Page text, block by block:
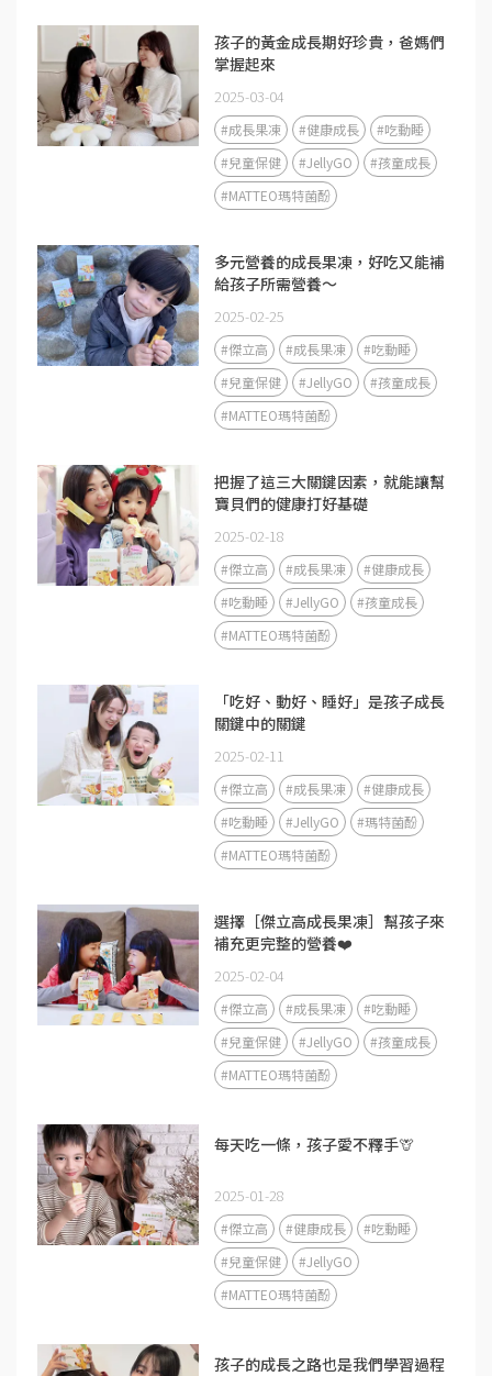
孩子的黃金成長期好珍貴，爸媽們
掌握起來
2025-03-04
#成長果凍 #健康成長
#吃動睡
#兒童保健
#JellyGO
#孩童成長
#MATTEO瑪特菌酚
多元營養的成長果凍，好吃又能補
給孩子所需營養～
2025-02-25
#傑立高 #成長果凍
#吃動睡
#兒童保健
#JellyGO
#孩童成長
#MATTEO瑪特菌酚
把握了這三大關鍵因素，就能讓幫
寶貝們的健康打好基礎
2025-02-18
#傑立高 #成長果凍
#健康成長
#吃動睡
#JellyGO
#孩童成長
#MATTEO瑪特菌酚
「吃好、動好、睡好」是孩子成長
關鍵中的關鍵
2025-02-11
#傑立高 #成長果凍
#健康成長
#吃動睡
#JellyGO
#瑪特菌酚
#MATTEO瑪特菌酚
選擇［傑立高成長果凍］幫孩子來
補充更完整的營養❤️
2025-02-04
#傑立高 #成長果凍
#吃動睡
#兒童保健
#JellyGO
#孩童成長
#MATTEO瑪特菌酚
每天吃一條，孩子愛不釋手🦒
2025-01-28
#傑立高 #健康成長
#吃動睡
#兒童保健
#JellyGO
#MATTEO瑪特菌酚
孩子的成長之路也是我們學習過程